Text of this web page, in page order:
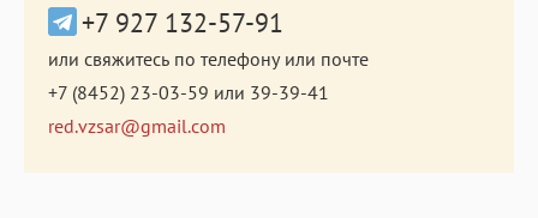
+7 927 132-57-91
или свяжитесь по телефону или почте
+7 (8452) 23-03-59 или 39-39-41
red.vzsar@gmail.com